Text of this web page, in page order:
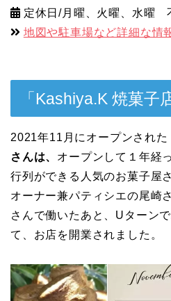
定休日/月曜、火曜、水曜
地図や駐車場など詳細な情
「Kashiya.K 焼菓
2021年11月にオープンされた
さんは、 オープンして１年経
行列ができる人気のお菓子屋
オーナー兼パティシエの尾崎
さんで働いたあと、Uターン
て、お店を開業されました。